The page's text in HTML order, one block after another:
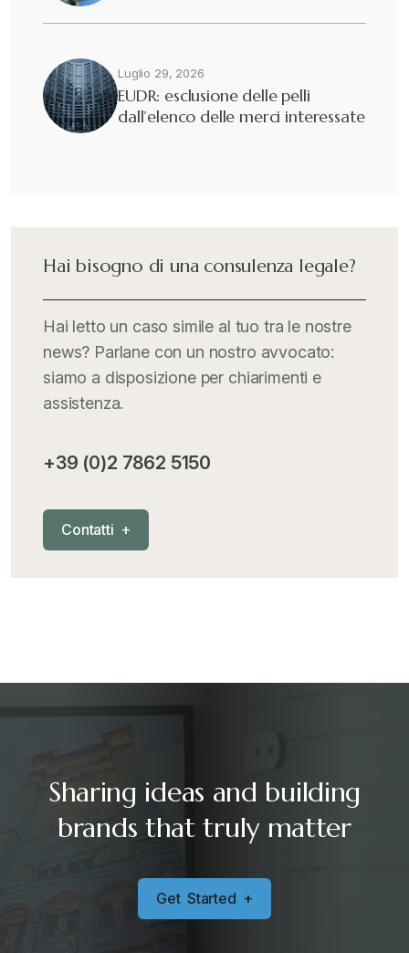
Eutekne
Fisco e tributi
Guide e Manuali
Iva comunitaria e nazionale
Pubblicazioni +
Riforma Doganale 2024 +
Luglio 29, 2026
EUDR: esclusione delle pelli
dall’elenco delle merci interessate
Hai bisogno di una consulenza legale?
Hai letto un caso simile al tuo tra le nostre
news? Parlane con un nostro avvocato:
siamo a disposizione per chiarimenti e
assistenza.
+39 (0)2 7862 5150
Contatti +
Sharing ideas and building
brands that truly matter
Get Started +